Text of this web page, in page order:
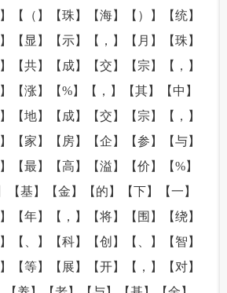
【（】【珠】【海】【）】【统】
【显】【示】【，】【月】【珠】
【共】【成】【交】【宗】【，】
【涨】【%】【，】【其】【中】
【地】【成】【交】【宗】【，】
【家】【房】【企】【参】【与】
【最】【高】【溢】【价】【%】
【基】【金】【的】【下】【一】
【年】【，】【将】【围】【绕】
【、】【科】【创】【、】【智】
【等】【展】【开】【，】【对】